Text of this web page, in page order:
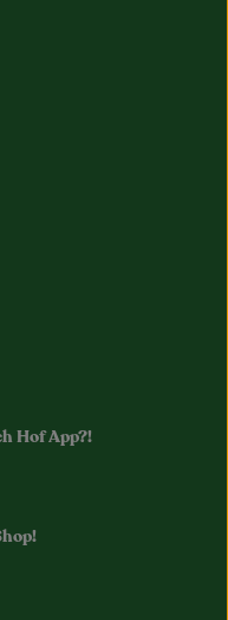
Hof App?!